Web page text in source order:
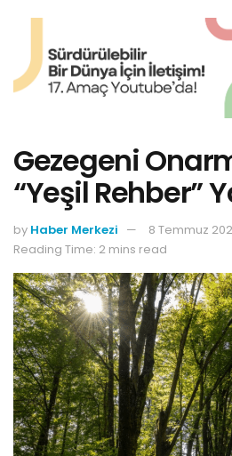
Gezegeni
“Yeşil Rehber”
by Haber Merkezi
8 Temmuz
Reading Time: 2 mins read